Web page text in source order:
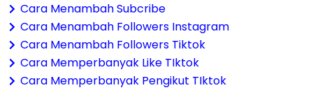
Cara Menambah Subcribe
Cara Menambah Followers Instagram
Cara Menambah Followers Tiktok
Cara Memperbanyak Like TIktok
Cara Memperbanyak Pengikut TIktok